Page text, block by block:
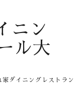
ニン
ル大
ダイニングレストラン